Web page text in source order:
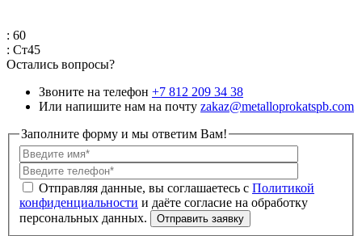
: 60
: Ст45
Остались вопросы?
Звоните на телефон +7 812 209 34 38
Или напишите нам на почту zakaz@metalloprokatspb.com
Заполните форму и мы ответим Вам!
Политикой
конфиденциальности